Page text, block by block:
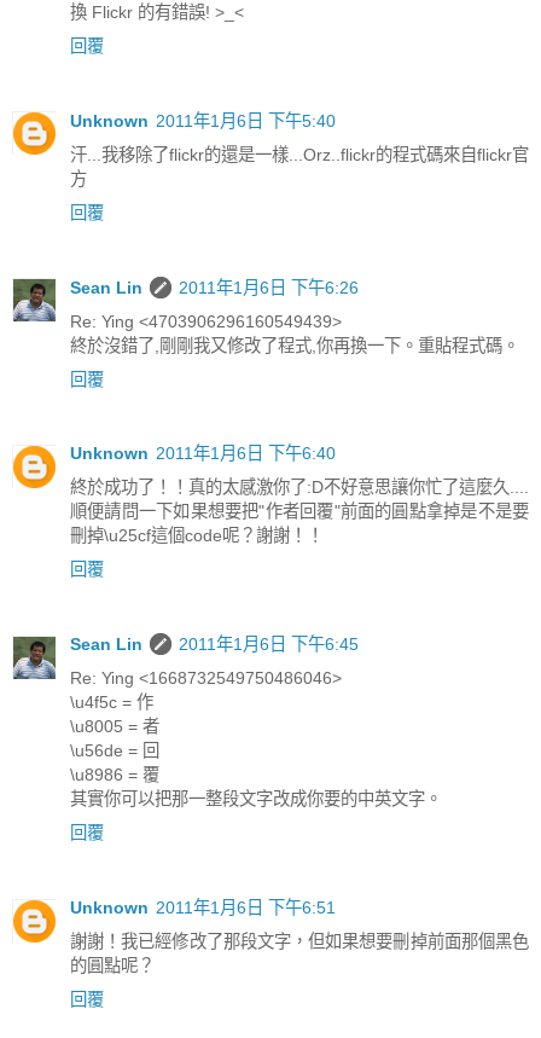
換 Flickr 的有錯誤! >_<
回覆
Unknown 2011年1月6日 下午5:40
汗...我移除了flickr的還是一樣...Orz..flickr的程式碼來自flickr官
方
回覆
Sean Lin
2011年1月6日 下午6:26
Re: Ying <4703906296160549439>
終於沒錯了,剛剛我又修改了程式,你再換一下。重貼程式碼。
回覆
Unknown 2011年1月6日 下午6:40
終於成功了！！真的太感激你了:D不好意思讓你忙了這麼久....
順便請問一下如果想要把"作者回覆"前面的圓點拿掉是不是要
刪掉\u25cf這個code呢？謝謝！！
回覆
Sean Lin
2011年1月6日 下午6:45
Re: Ying <1668732549750486046>
\u4f5c = 作
\u8005 = 者
\u56de = 回
\u8986 = 覆
其實你可以把那一整段文字改成你要的中英文字。
回覆
Unknown 2011年1月6日 下午6:51
謝謝！我已經修改了那段文字，但如果想要刪掉前面那個黑色
的圓點呢？
回覆